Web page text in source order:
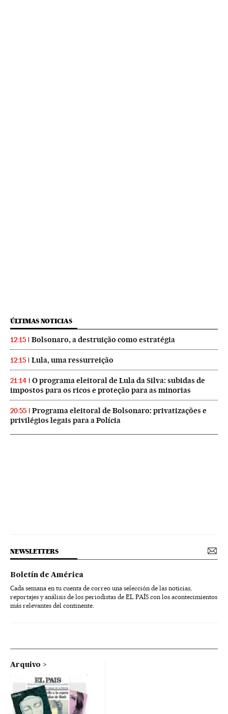
ÚLTIMAS NOTICIAS
12:15 Bolsonaro, a destruição como estratégia
12:15 Lula, uma ressurreição
21:14
O programa eleitoral de Lula da Silva: subidas de
impostos para os ricos e proteção para as minorias
20:55
Programa eleitoral de Bolsonaro: privatizações e
privilégios legais para a Polícia
NEWSLETTERS
Boletín de América
Cada semana en tu cuenta de correo una selección de las noticias,
reportajes y análisis de los periodistas de EL PAÍS con los acontecimientos
más relevantes del continente.
Arquivo